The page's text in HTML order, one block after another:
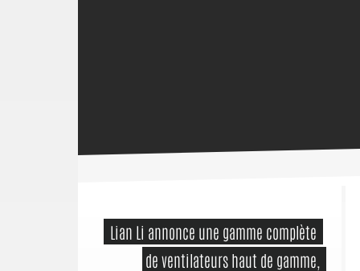
de ventilateurs haut de gamme,